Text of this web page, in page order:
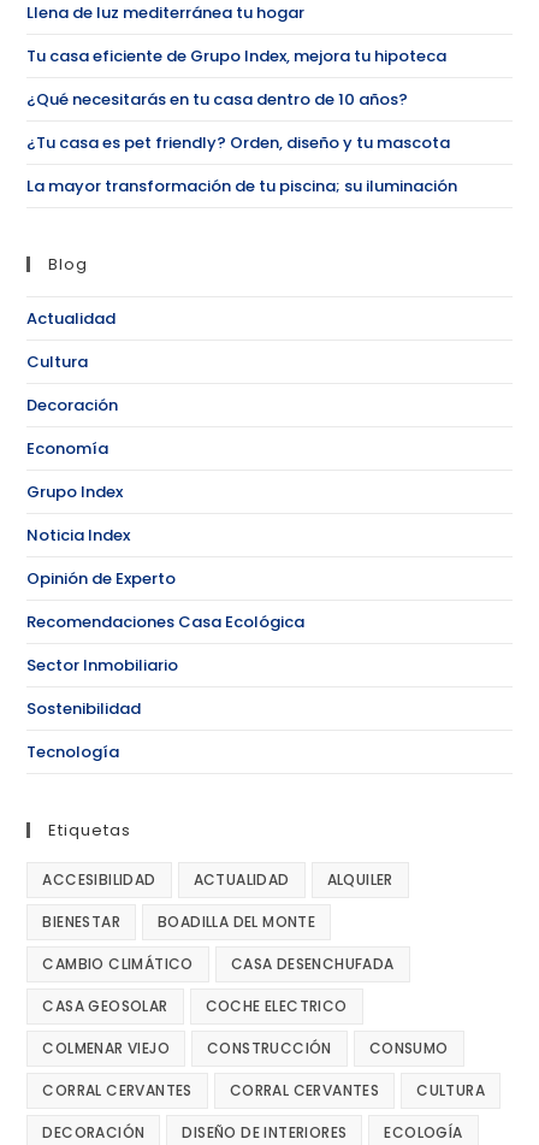
Llena de luz mediterránea tu hogar
Tu casa eficiente de Grupo Index, mejora tu hipoteca
¿Qué necesitarás en tu casa dentro de 10 años?
¿Tu casa es pet friendly? Orden, diseño y tu mascota
La mayor transformación de tu piscina; su iluminación
Blog
Actualidad
Cultura
Decoración
Economía
Grupo Index
Noticia Index
Opinión de Experto
Recomendaciones Casa Ecológica
Sector Inmobiliario
Sostenibilidad
Tecnología
Etiquetas
ACCESIBILIDAD ACTUALIDAD ALQUILER
BIENESTAR BOADILLA DEL MONTE
CAMBIO CLIMÁTICO CASA DESENCHUFADA
CASA GEOSOLAR COCHE ELECTRICO
COLMENAR VIEJO CONSTRUCCIÓN CONSUMO
CORRAL CERVANTES CORRAL CERVANTES CULTURA
DECORACIÓN DISEÑO DE INTERIORES ECOLOGÍA